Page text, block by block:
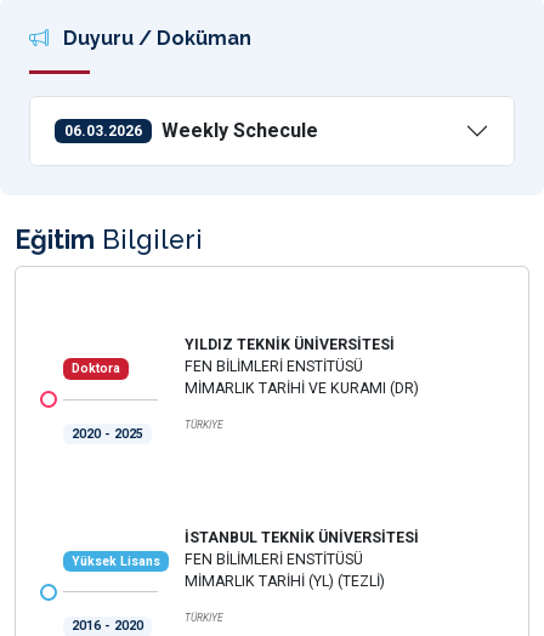
Duyuru / Doküman
06.03.2026 Weekly Schecule
Eğitim Bilgileri
Doktora
2020 - 2025
YILDIZ TEKNİK ÜNİVERSİTESİ
FEN BİLİMLERİ ENSTİTÜSÜ
MİMARLIK TARİHİ VE KURAMI (DR)
TÜRKİYE
Yüksek Lisans
2016 - 2020
İSTANBUL TEKNİK ÜNİVERSİTESİ
FEN BİLİMLERİ ENSTİTÜSÜ
MİMARLIK TARİHİ (YL) (TEZLİ)
TÜRKİYE